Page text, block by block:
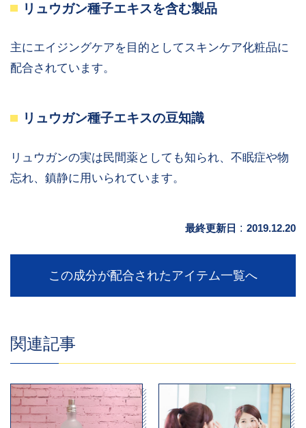
リュウガン種子エキスを含む製品
主にエイジングケアを目的としてスキンケア化粧品に
配合されています。
リュウガン種子エキスの豆知識
リュウガンの実は民間薬としても知られ、不眠症や物
忘れ、鎮静に用いられています。
最終更新日 : 2019.12.20
この成分が配合されたアイテム一覧へ
関連記事